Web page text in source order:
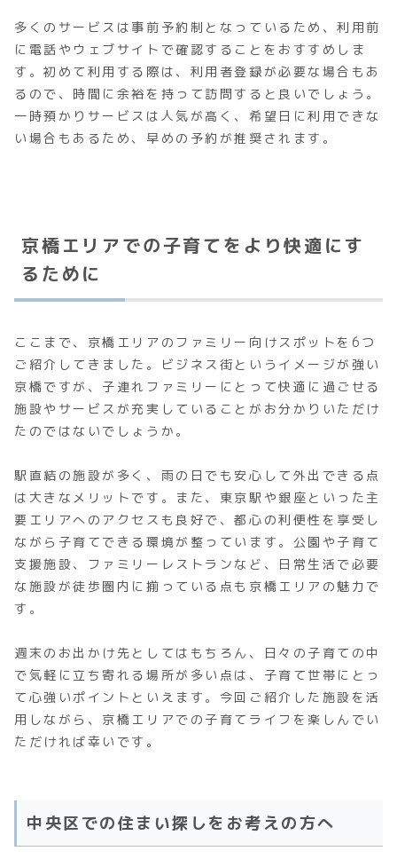
多くのサービスは事前予約制となっているため、利用前
に電話やウェブサイトで確認することをおすすめしま
す。初めて利用する際は、利用者登録が必要な場合もあ
るので、時間に余裕を持って訪問すると良いでしょう。
一時預かりサービスは人気が高く、希望日に利用できな
い場合もあるため、早めの予約が推奨されます。
京橋エリアでの子育てをより快適にす
るために
ここまで、京橋エリアのファミリー向けスポットを6つ
ご紹介してきました。ビジネス街というイメージが強い
京橋ですが、子連れファミリーにとって快適に過ごせる
施設やサービスが充実していることがお分かりいただけ
たのではないでしょうか。
駅直結の施設が多く、雨の日でも安心して外出できる点
は大きなメリットです。また、東京駅や銀座といった主
要エリアへのアクセスも良好で、都心の利便性を享受し
ながら子育てできる環境が整っています。公園や子育て
支援施設、ファミリーレストランなど、日常生活で必要
な施設が徒歩圏内に揃っている点も京橋エリアの魅力で
す。
週末のお出かけ先としてはもちろん、日々の子育ての中
で気軽に立ち寄れる場所が多い点は、子育て世帯にとっ
て心強いポイントといえます。今回ご紹介した施設を活
用しながら、京橋エリアでの子育てライフを楽しんでい
ただければ幸いです。
中央区での住まい探しをお考えの方へ